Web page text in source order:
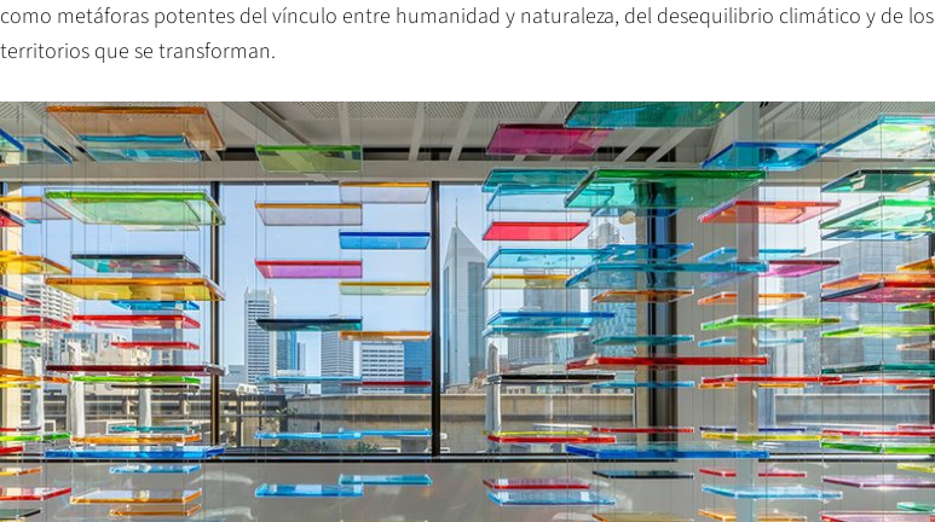
como metáforas potentes del vínculo entre humanidad y naturaleza, del desequilibrio climático y de los
territorios que se transforman.